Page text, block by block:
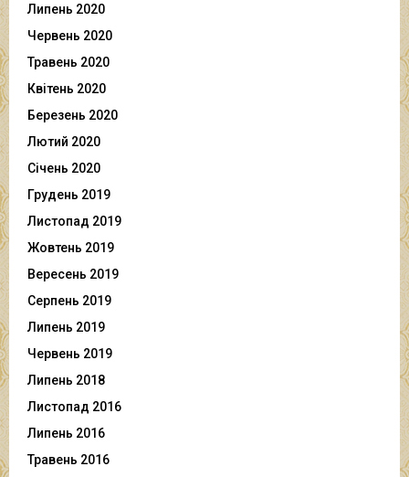
Липень 2020
Червень 2020
Травень 2020
Квітень 2020
Березень 2020
Лютий 2020
Січень 2020
Грудень 2019
Листопад 2019
Жовтень 2019
Вересень 2019
Серпень 2019
Липень 2019
Червень 2019
Липень 2018
Листопад 2016
Липень 2016
Травень 2016